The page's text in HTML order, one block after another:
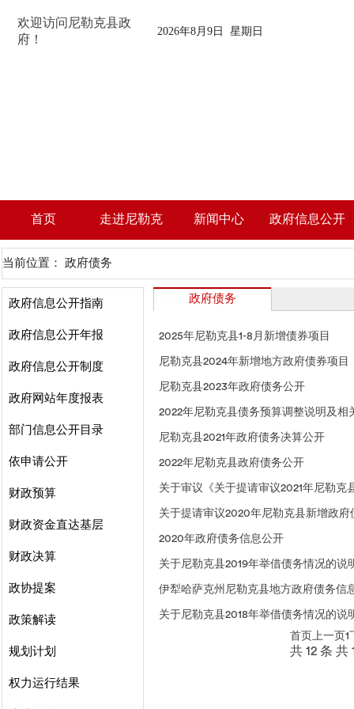
欢迎访问尼勒克县政
府！
2026年8月9日 星期日
首页 走进尼勒克 新闻中心 政府信息公开
当前位置： 政府债务
政府信息公开指南
政府信息公开年报
政府信息公开制度
政府网站年度报表
部门信息公开目录
依申请公开
财政预算
财政资金直达基层
财政决算
政协提案
政策解读
规划计划
权力运行结果
政府债务
2025年尼勒克县1-8月新增债券项目
尼勒克县2024年新增地方政府债券项目
尼勒克县2023年政府债务公开
2022年尼勒克县债务预算调整说明及相
尼勒克县2021年政府债务决算公开
2022年尼勒克县政府债务公开
关于审议《关于提请审议2021年尼勒
关于提请审议2020年尼勒克县新增政
2020年政府债务信息公开
关于尼勒克县2019年举借债务情况的说
伊犁哈萨克州尼勒克县地方政府债务信
关于尼勒克县2018年举借债务情况的说
首页 上一页 1
共 12 条 共